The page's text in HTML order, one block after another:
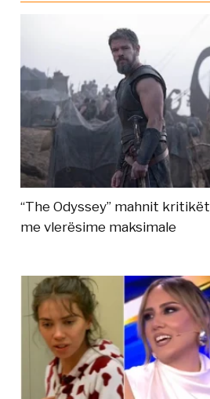
“The Odyssey” mahnit
me vlerësime maksimale